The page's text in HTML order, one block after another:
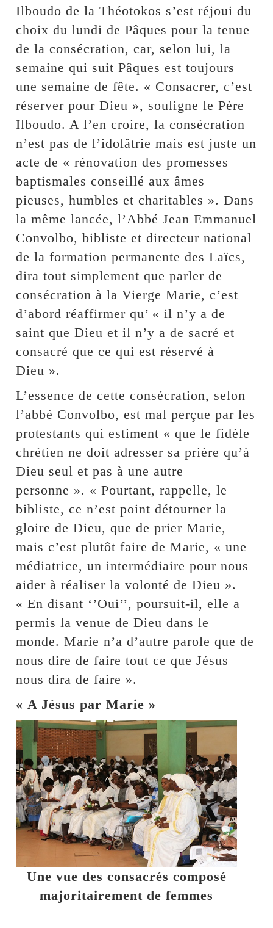
Ilboudo de la Théotokos s’est réjoui du
choix du lundi de Pâques pour la tenue
de la consécration, car, selon lui, la
semaine qui suit Pâques est toujours
une semaine de fête. « Consacrer, c’est
réserver pour Dieu », souligne le Père
Ilboudo. A l’en croire, la consécration
n’est pas de l’idolâtrie mais est juste un
acte de « rénovation des promesses
baptismales conseillé aux âmes
pieuses, humbles et charitables ». Dans
la même lancée, l’Abbé Jean Emmanuel
Convolbo, bibliste et directeur national
de la formation permanente des Laïcs,
dira tout simplement que parler de
consécration à la Vierge Marie, c’est
d’abord réaffirmer qu’ « il n’y a de
saint que Dieu et il n’y a de sacré et
consacré que ce qui est réservé à
Dieu ».
L’essence de cette consécration, selon
l’abbé Convolbo, est mal perçue par les
protestants qui estiment « que le fidèle
chrétien ne doit adresser sa prière qu’à
Dieu seul et pas à une autre
personne ». « Pourtant, rappelle, le
bibliste, ce n’est point détourner la
gloire de Dieu, que de prier Marie,
mais c’est plutôt faire de Marie, « une
médiatrice, un intermédiaire pour nous
aider à réaliser la volonté de Dieu ».
« En disant ‘’Oui’’, poursuit-il, elle a
permis la venue de Dieu dans le
monde. Marie n’a d’autre parole que de
nous dire de faire tout ce que Jésus
nous dira de faire ».
« A Jésus par Marie »
Une vue des consacrés composé
majoritairement de femmes